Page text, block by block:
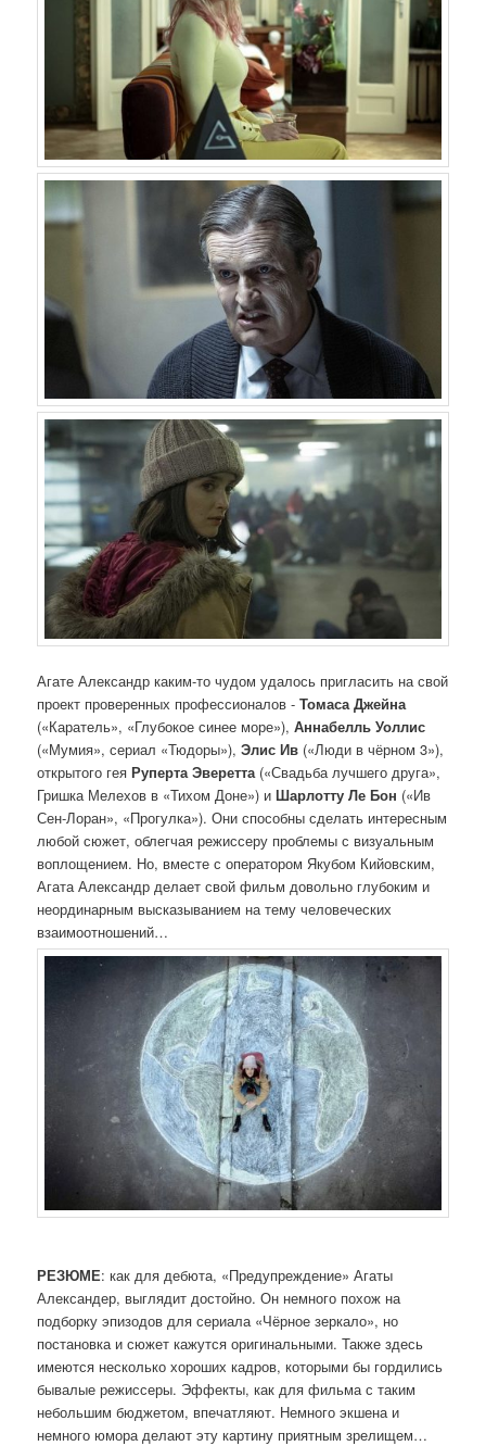
Агате Александр каким-то чудом удалось пригласить на свой
проект проверенных профессионалов -Томаса Джейна
(«Каратель», «Глубокое синее море»),Аннабелль Уоллис
(«Мумия», сериал «Тюдоры»),Элис Ив («Люди в чёрном 3»),
открытого геяРуперта Эверетта(«Свадьба лучшего друга»,
Гришка Мелехов в «Тихом Доне») иШарлотту Ле Бон («Ив
Сен-Лоран», «Прогулка»). Они способны сделать интересным
любой сюжет, облегчая режиссеру проблемы с визуальным
воплощением. Но, вместе с оператором Якубом Кийовским,
Агата Александр делает свой фильм довольно глубоким и
неординарным высказыванием на тему человеческих
взаимоотношений…
РЕЗЮМЕ: как для дебюта, «Предупреждение» Агаты
Александер, выглядит достойно. Он немного похож на
подборку эпизодов для сериала «Чёрное зеркало», но
постановка и сюжет кажутся оригинальными. Также здесь
имеются несколько хороших кадров, которыми бы гордились
бывалые режиссеры. Эффекты, как для фильма с таким
небольшим бюджетом, впечатляют. Немного экшена и
немного юмора делают эту картину приятным зрелищем…